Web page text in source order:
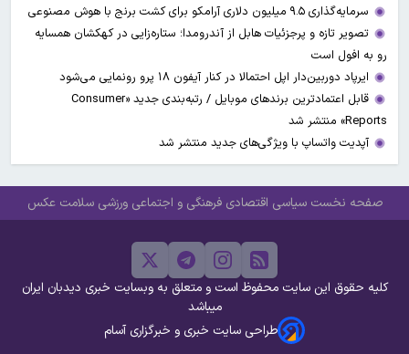
سرمایه‌گذاری ۹.۵ میلیون دلاری آرامکو برای کشت برنج با هوش مصنوعی
تصویر تازه و پرجزئیات هابل از آندرومدا؛ ستاره‌زایی در کهکشان همسایه
رو به افول است
ایرپاد دوربین‌دار اپل احتمالا در کنار آیفون ۱۸ پرو رونمایی می‌شود
قابل اعتمادترین برندهای موبایل / رتبه‌بندی جدید «Consumer
Reports» منتشر شد
آپدیت‌ واتساپ با ویژگی‌های جدید منتشر شد
صفحه نخست سیاسی اقتصادی فرهنگی و اجتماعی ورزشی سلامت عکس
کلیه حقوق این سایت محفوظ است و متعلق به وبسایت خبری دیدبان ایران
میباشد
طراحی سایت خبری و خبرگزاری آسام